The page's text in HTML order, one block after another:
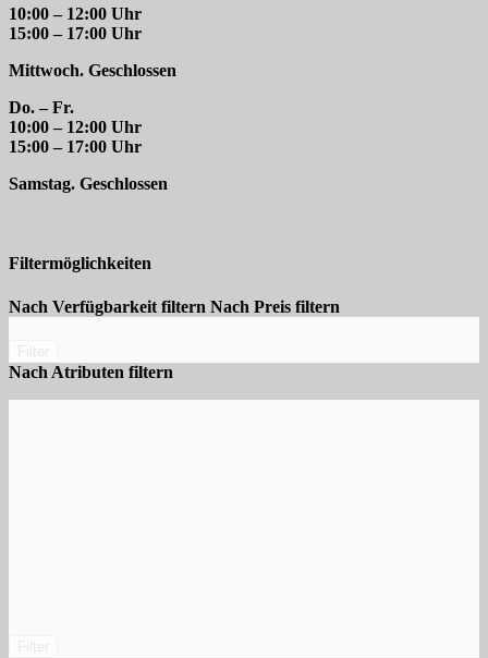
10:00 – 12:00 Uhr
15:00 – 17:00 Uhr
Mittwoch. Geschlossen
Do. – Fr.
10:00 – 12:00 Uhr
15:00 – 17:00 Uhr
Samstag. Geschlossen
Filtermöglichkeiten
Nach Verfügbarkeit filtern Nach Preis filtern
Nach Atributen filtern